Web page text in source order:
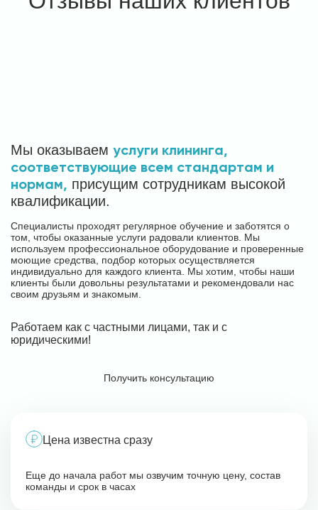
Мы оказываем услуги клининга,
соответствующие всем стандартам и
нормам, присущим сотрудникам высокой
квалификации.
Специалисты проходят регулярное обучение и заботятся о
том, чтобы оказанные услуги радовали клиентов. Мы
используем профессиональное оборудование и проверенные
моющие средства, подбор которых осуществляется
индивидуально для каждого клиента. Мы хотим, чтобы наши
клиенты были довольны результатами и рекомендовали нас
своим друзьям и знакомым.
Работаем как с частными лицами, так и с
юридическими!
Получить консультацию
Цена известна сразу
Еще до начала работ мы озвучим точную цену, состав
команды и срок в часах